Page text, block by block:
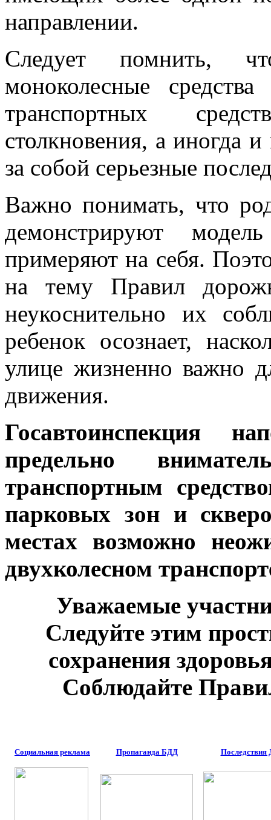
направлении.
Следует помнить,
моноколесные
транспортных
столкновения, а иногда
за собой серьезные
Важно понимать, что
демонстрируют
примеряют на себя.
на тему Правил
неукоснительно их
ребенок осознает,
улице жизненно важно
движения.
Госавтоинспекция
предельно
транспортным
парковых зон и
местах возможно
двухколесном
Уважаемые
Следуйте этим
сохранения
Соблюдайте
Социальная реклама Пропаганда БДД